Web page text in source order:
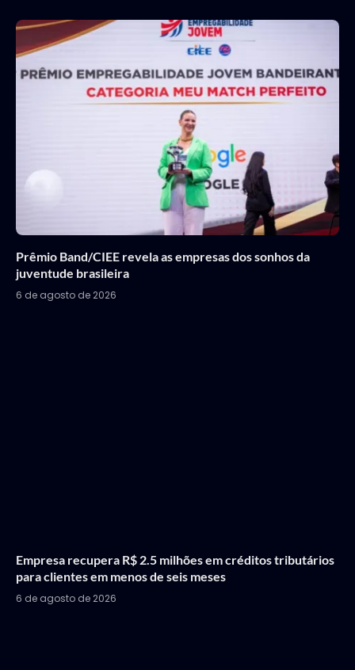
Prêmio Band/CIEE revela as empresas dos sonhos da
juventude brasileira
6 de agosto de 2026
Empresa recupera R$ 2.5 milhões em créditos tributários
para clientes em menos de seis meses
6 de agosto de 2026